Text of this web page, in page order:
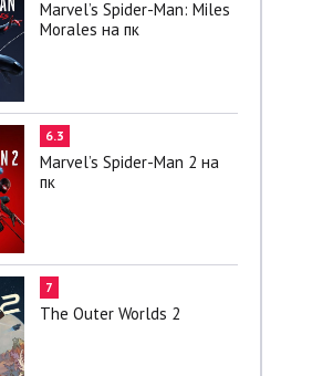
Marvel’s Spider-Man: Miles
Morales на пк
6.3
Marvel’s Spider-Man 2 на
пк
7
The Outer Worlds 2